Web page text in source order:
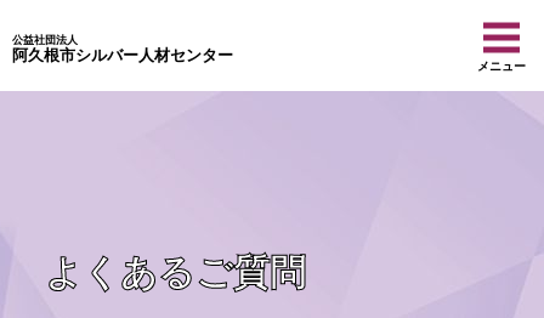
公益社団法人
阿久根市シルバー人材センター
メニュー
よくあるご質問